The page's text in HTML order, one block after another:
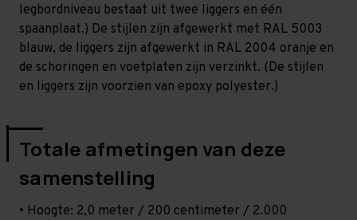
legbordniveau bestaat uit twee liggers en één
spaanplaat.) De stijlen zijn afgewerkt met RAL 5003
blauw, de liggers zijn afgewerkt in RAL 2004 oranje en
de schoringen en voetplaten zijn verzinkt. (De stijlen
en liggers zijn voorzien van epoxy polyester.)
Totale afmetingen van deze
samenstelling
• Hoogte: 2,0 meter / 200 centimeter / 2.000